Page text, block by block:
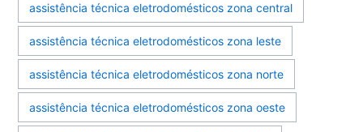
assistência técnica eletrodomésticos zona central
assistência técnica eletrodomésticos zona leste
assistência técnica eletrodomésticos zona norte
assistência técnica eletrodomésticos zona oeste